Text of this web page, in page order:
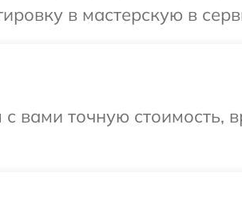
в мастерскую в
вами точную стоимость,